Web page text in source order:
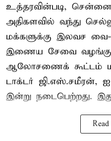
உத்தரவின்படி,
அதிகளவில் வந்து
மக்களுக்கு இலவச வை-
இணைய சேவை
ஆலோசணைக் கூட்டம்
டாக்டர் ஜி.எஸ்.சமீரன்,
இன்று நடைபெற்றது. இது